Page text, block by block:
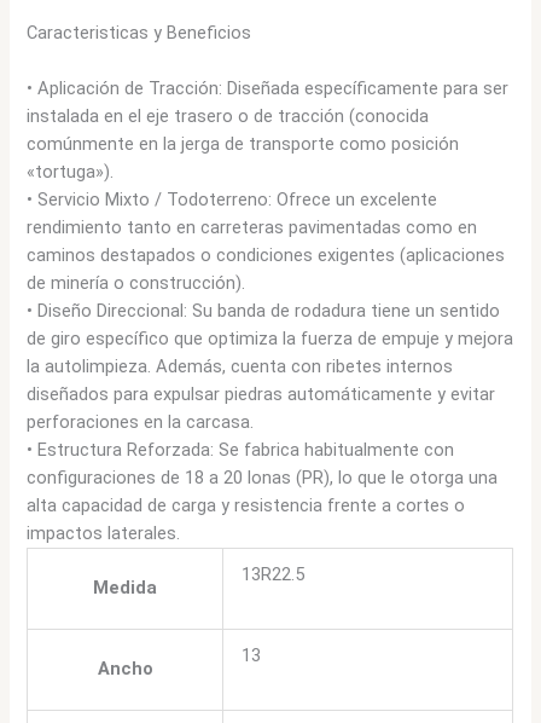
Caracteristicas y Beneficios
• Aplicación de Tracción: Diseñada específicamente para ser
instalada en el eje trasero o de tracción (conocida
comúnmente en la jerga de transporte como posición
«tortuga»).
• Servicio Mixto / Todoterreno: Ofrece un excelente
rendimiento tanto en carreteras pavimentadas como en
caminos destapados o condiciones exigentes (aplicaciones
de minería o construcción).
• Diseño Direccional: Su banda de rodadura tiene un sentido
de giro específico que optimiza la fuerza de empuje y mejora
la autolimpieza. Además, cuenta con ribetes internos
diseñados para expulsar piedras automáticamente y evitar
perforaciones en la carcasa.
• Estructura Reforzada: Se fabrica habitualmente con
configuraciones de 18 a 20 lonas (PR), lo que le otorga una
alta capacidad de carga y resistencia frente a cortes o
impactos laterales.
Medida
13R22.5
Ancho
13